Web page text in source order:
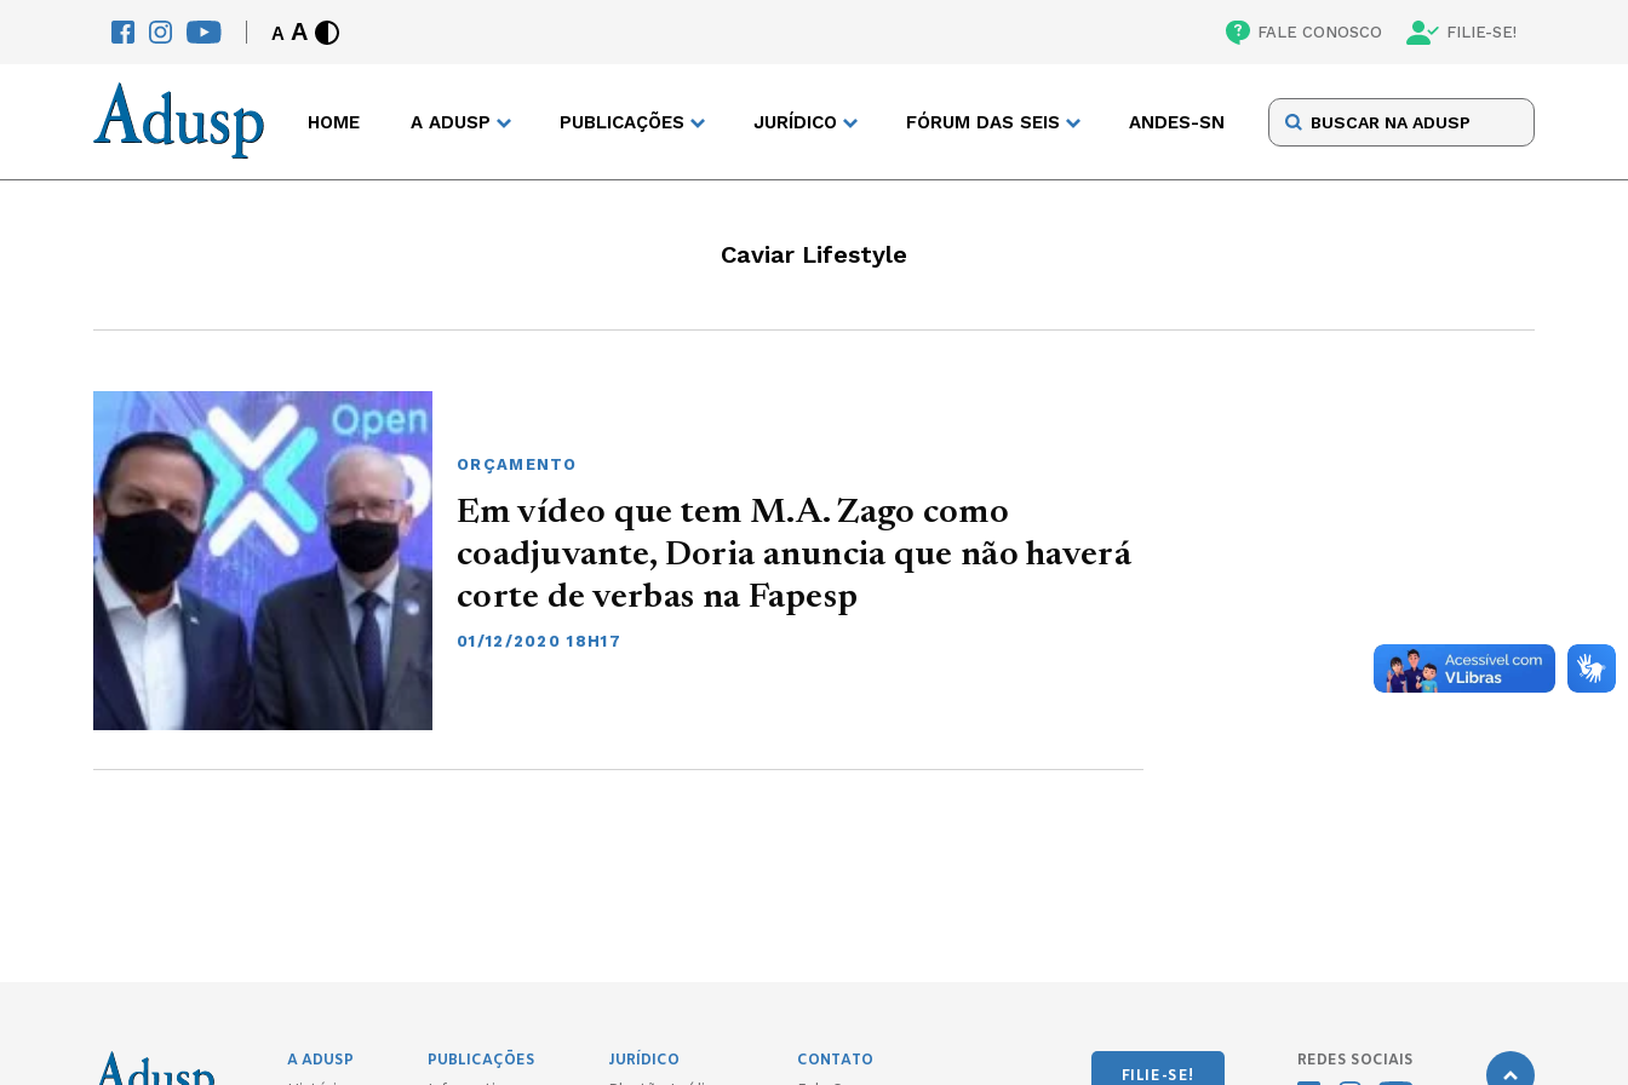
A A FALE CONOSCO FILIE-SE!
HOME A ADUSP PUBLICAÇÕES JURÍDICO FÓRUM DAS SEIS ANDES-SN
Caviar Lifestyle
ORÇAMENTO
Em vídeo que tem M.A. Zago como
coadjuvante, Doria anuncia que não haverá
corte de verbas na Fapesp
01/12/2020 18H17
A ADUSP
PUBLICAÇÕES
JURÍDICO
CONTATO
FILIE-SE!
REDES SOCIAIS